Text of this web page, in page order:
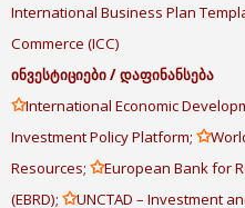
International Business Plan
Commerce (ICC)
ინვესტიციები/დაფინანსება
✩International Economic
Investment Policy Platform; ✩
Resources; ✩European Bank for
(EBRD); ✩UNCTAD – Investment